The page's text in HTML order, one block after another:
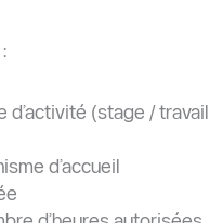
d’activité (stage /
d’accueil